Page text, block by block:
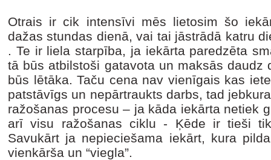
Otrais ir cik intensīvi mēs lietosim šo
dažas stundas dienā, vai tai jāstrādā katru
. Te ir liela starpība, ja iekārta paredzēta
tā būs atbilstoši gatavota un maksās daudz
būs lētāka. Taču cena nav vienīgais kas
patstāvīgs un nepārtraukts darbs, tad
ražošanas procesu – ja kāda iekārta netiek
arī visu ražošanas ciklu - Ķēde ir tieši
Savukārt ja nepieciešama iekārt, kura
vienkārša un “viegla”.